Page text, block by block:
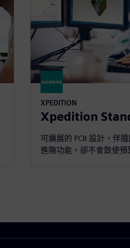
XPEDITION
Xpedition
可擴展的 PCB 設計，伴
進階功能，卻不會致使預